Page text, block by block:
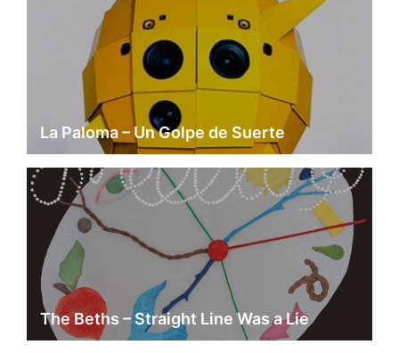
La Paloma – Un Golpe de Suerte
The Beths – Straight Line Was a Lie